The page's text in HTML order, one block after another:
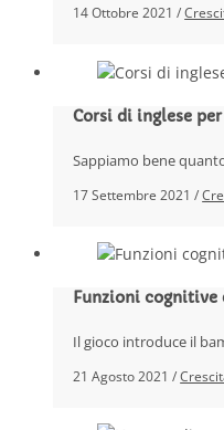
14 Ottobre 2021 /
Corsi di inglese
Sappiamo bene
17 Settembre 2021 /
Funzioni cognitive
Il gioco introduce il
21 Agosto 2021 /